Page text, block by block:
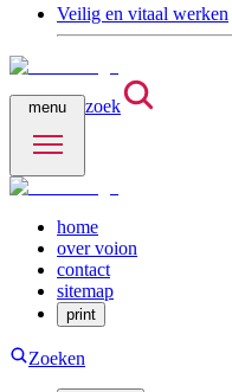
Veilig en vitaal werken
menu zoek
home
over voion
contact
sitemap
print
Zoeken